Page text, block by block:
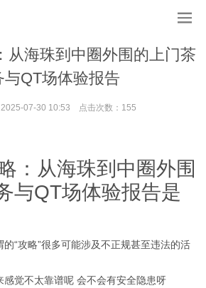
从海珠到中圈外围的上门茶
与QT场体验报告
2025-07-30 10:53 点击次数：155
：从海珠到中圈外围
与QT场体验报告是
的“攻略”很多可能涉及不正规甚至违法的活
感觉不太靠谱呢 会不会有安全隐患呀